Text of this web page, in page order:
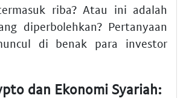
riba? Atau ini adalah
diperbolehkan? Pertanyaan
di benak para investor
dan Ekonomi Syariah: